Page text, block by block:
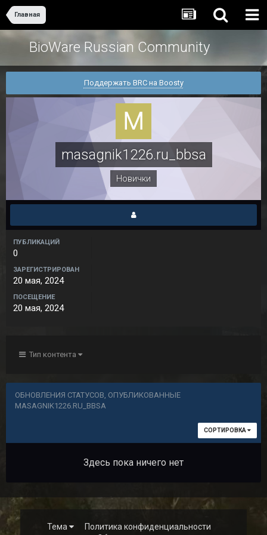
Главная
BioWare Russian Community
Поддержать BRC на Boosty
masagnik1226.ru_bbsa
Новички
ПУБЛИКАЦИЙ
0
ЗАРЕГИСТРИРОВАН
20 мая, 2024
ПОСЕЩЕНИЕ
20 мая, 2024
Тип контента
ОБНОВЛЕНИЯ СТАТУСОВ, ОПУБЛИКОВАННЫЕ
MASAGNIK1226.RU_BBSA
СОРТИРОВКА
Здесь пока ничего нет
Тема
Политика конфиденциальности